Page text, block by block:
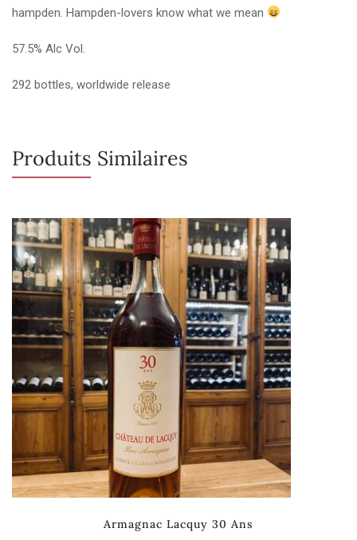
hampden. Hampden-lovers know what we mean
57.5% Alc Vol.
292 bottles, worldwide release
Produits Similaires
Armagnac Lacquy 30 Ans